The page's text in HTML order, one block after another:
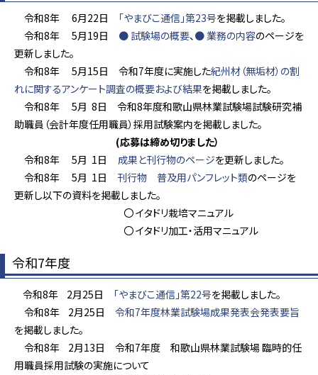
令和8年 6月22日 「やまびこ通信」第23号を掲載しました。
令和8年 5月19日 ● 試験場の概要、● 業務の内容のページを
更新しました。
令和8年 5月15日 令和7年度に実施した紀州材（無垢材）の割
れに関するアンケート調査の概要および結果を掲載しました。
令和8年 5月 8日 令和8年度和歌山県林業試験場試験研究補
助職員（会計年度任用職員）採用試験案内を掲載しました。
(応募は締め切りました）
令和8年 5月 1日 成果と刊行物のページを更新しました。
令和8年 5月 1日 刊行物 普及用パンフレット類のページを
更新し以下の資料を掲載しました。
〇 イタドリ栽培マニュアル
〇 イタドリ加工・活用マニュアル
令和7年度
令和8年 2月25日 「やまびこ通信」第22号を掲載しました。
令和8年 2月25日 令和7年度林業試験場成果発表会発表要旨
を掲載しました。
令和8年 2月13日 令和7年度 和歌山県林業試験場 臨時的任
用職員採用試験の実施について